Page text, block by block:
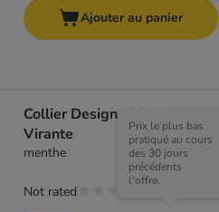
Ajouter au panier
Collier Designed by Lotte
Virante
menthe
Prix le plus bas
pratiqué au cours
des 30 jours
précédents
l'offre.
Not rated